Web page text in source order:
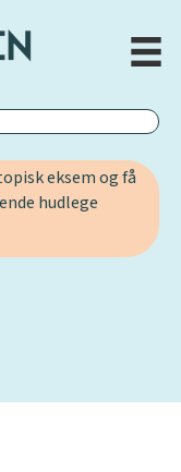
eksem og få
hudlege